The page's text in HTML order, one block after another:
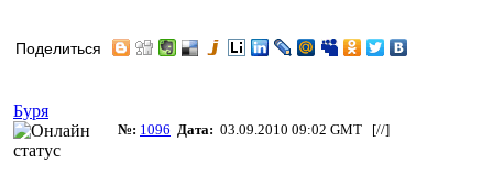
Поделиться
Буря
№: 1096 Дата: 03.09.2010 09:02 GMT [//]